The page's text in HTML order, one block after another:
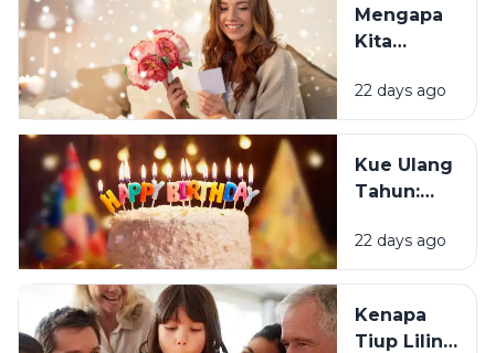
Merasa
Sedih Saat
Tahun?
Mengapa
Kita
Mendapat
Ucapan
Tahun?
22 days ago
Kue Ulang
Tahun:
Tradisi Ini
Berawal?
22 days ago
Kenapa
Tiup Lilin